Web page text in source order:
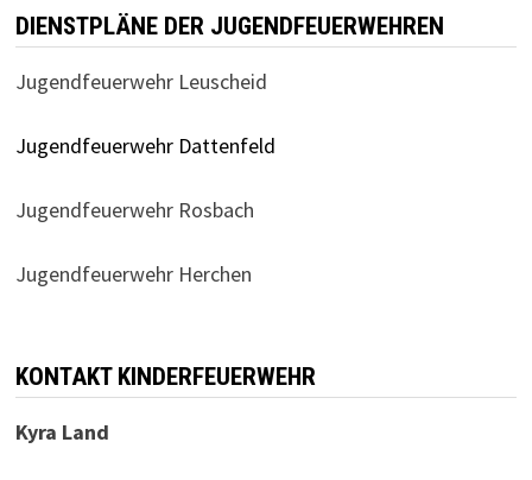
DIENSTPLÄNE DER JUGENDFEUERWEHREN
Jugendfeuerwehr Leuscheid
Jugendfeuerwehr Dattenfeld
Jugendfeuerwehr Rosbach
Jugendfeuerwehr Herchen
KONTAKT KINDERFEUERWEHR
Kyra Land